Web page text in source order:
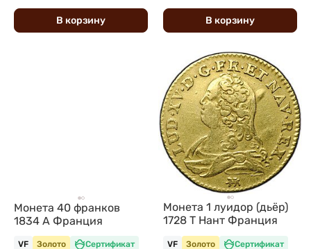
В корзину В корзину
Монета 40 франков
1834 А Франция
VF Золото Сертификат
Монета 1 луидор (дьёр)
1728 T Нант Франция
VF Золото Сертификат